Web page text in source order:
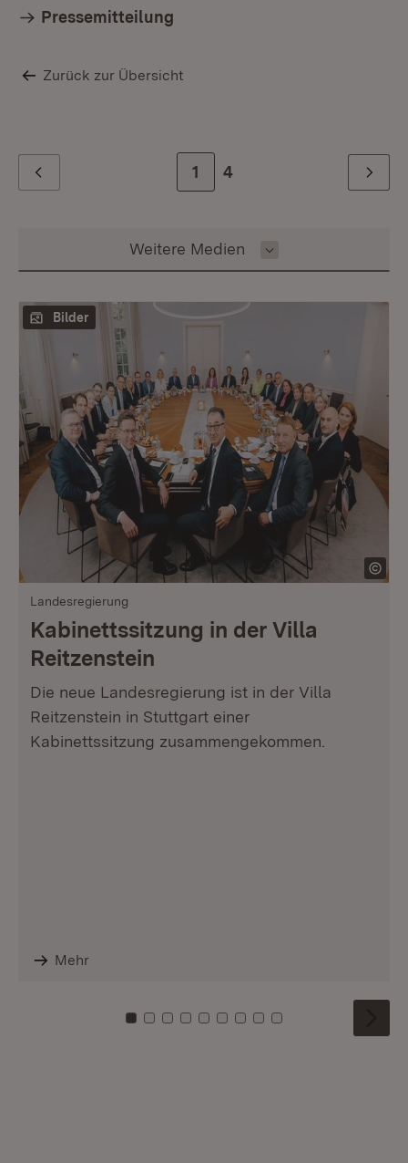
Pressemitteilung
Zurück zur Übersicht
Zur Seite
1 Zur letzten Seite
4 Weiter
Inhalt auswählen
Weitere Medien
Bilder
Landesregierung
Kabinettssitzung in der Villa
Reitzenstein
Die neue Landesregierung ist in der Villa
Reitzenstein in Stuttgart einer
Kabinettssitzung zusammengekommen.
Mehr
Zu Kachel: 0
Zu Kachel: 1
Zu Kachel: 2
Zu Kachel: 3
Zu Kachel: 4
Zu Kachel: 5
Zu Kachel: 6
Zu Kachel: 7
Zu Kachel: 8